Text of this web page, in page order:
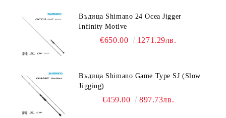
Въдица Shimano 24 Ocea Jigger
Infinity Motive
€650.00 1271.29лв.
Въдица Shimano Game Type SJ (Slow
Jigging)
€459.00 897.73лв.